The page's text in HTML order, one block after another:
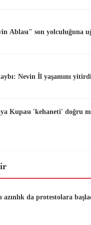
Ablası" son yolculuğuna
Nevin İl yaşamını yitirdi
Kupası 'kehaneti' doğru
da protestolara